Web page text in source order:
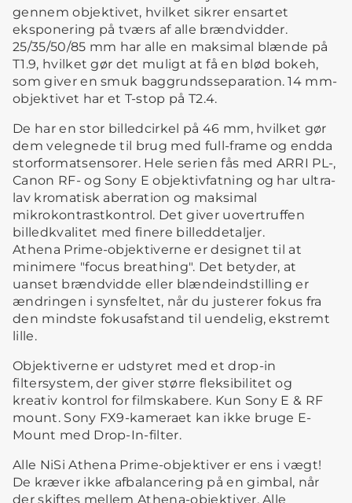
gennem objektivet, hvilket sikrer ensartet
eksponering på tværs af alle brændvidder.
25/35/50/85 mm har alle en maksimal blænde på
T1.9, hvilket gør det muligt at få en blød bokeh,
som giver en smuk baggrundsseparation. 14 mm-
objektivet har et T-stop på T2.4.
De har en stor billedcirkel på 46 mm, hvilket gør
dem velegnede til brug med full-frame og endda
storformatsensorer. Hele serien fås med ARRI PL-,
Canon RF- og Sony E objektivfatning og har ultra-
lav kromatisk aberration og maksimal
mikrokontrastkontrol. Det giver uovertruffen
billedkvalitet med finere billeddetaljer.
Athena Prime-objektiverne er designet til at
minimere "focus breathing". Det betyder, at
uanset brændvidde eller blændeindstilling er
ændringen i synsfeltet, når du justerer fokus fra
den mindste fokusafstand til uendelig, ekstremt
lille.
Objektiverne er udstyret med et drop-in
filtersystem, der giver større fleksibilitet og
kreativ kontrol for filmskabere. Kun Sony E & RF
mount. Sony FX9-kameraet kan ikke bruge E-
Mount med Drop-In-filter.
Alle NiSi Athena Prime-objektiver er ens i vægt!
De kræver ikke afbalancering på en gimbal, når
der skiftes mellem Athena-objektiver. Alle